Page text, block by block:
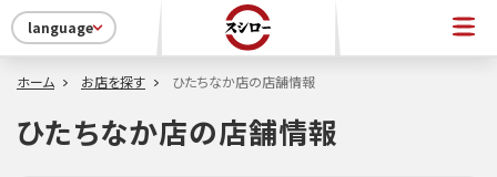
language
ホーム お店を探す ひたちなか店の店舗情報
ひたちなか店の店舗情報